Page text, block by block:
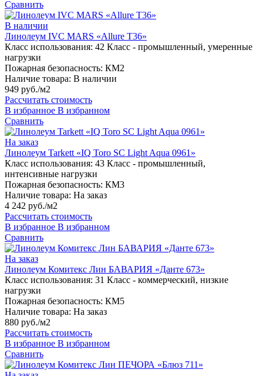
Сравнить
В наличии
Линолеум IVC MARS «Allure T36»
Класс использования: 42 Класс - промышленный, умеренные
нагрузки
Пожарная безопасность: КМ2
Наличие товара: В наличии
949 руб./м2
Рассчитать стоимость
В избранное В избранном
Сравнить
На заказ
Линолеум Tarkett «IQ Toro SC Light Aqua 0961»
Класс использования: 43 Класс - промышленный,
интенсивные нагрузки
Пожарная безопасность: КМ3
Наличие товара: На заказ
4 242 руб./м2
Рассчитать стоимость
В избранное В избранном
Сравнить
На заказ
Линолеум Комитекс Лин БАВАРИЯ «Данте 673»
Класс использования: 31 Класс - коммерческий, низкие
нагрузки
Пожарная безопасность: КМ5
Наличие товара: На заказ
880 руб./м2
Рассчитать стоимость
В избранное В избранном
Сравнить